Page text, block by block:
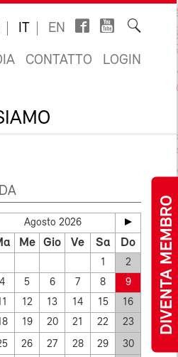
DIVENTA MEMBRO
IT EN
CONTATTO LOGIN
Agosto 2026
Me Gio Ve Sa Do
1
2
4 5 6 7 8
9
12 13 14 15
16
19 20 21 22 23
26 27 28 29
30